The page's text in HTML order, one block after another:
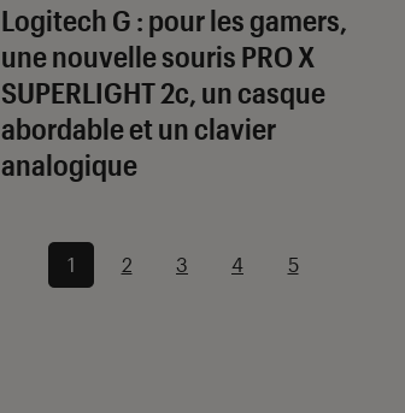
Logitech G : pour les gamers,
une nouvelle souris PRO X
SUPERLIGHT 2c, un casque
abordable et un clavier
analogique
1 2 3 4 5